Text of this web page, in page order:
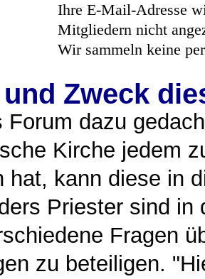
Ihre E-Mail-Adresse
Mitgliedern nicht
Wir sammeln keine
Zweck
Forum dazu
Kirche jedem
hat, kann diese in
Priester sind in
Fragen
zu beteiligen.